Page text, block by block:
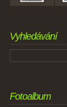
Vyhledávání
Fotoalbum